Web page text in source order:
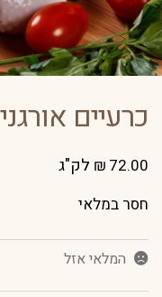
כרעיים
₪ 72.00 לק"ג
המלאי אזל